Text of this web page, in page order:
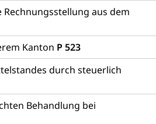
aus dem
Kanton P 523
durch steuerlich
Behandlung bei
Menschen mit
Konkursämter
politische Parteien,